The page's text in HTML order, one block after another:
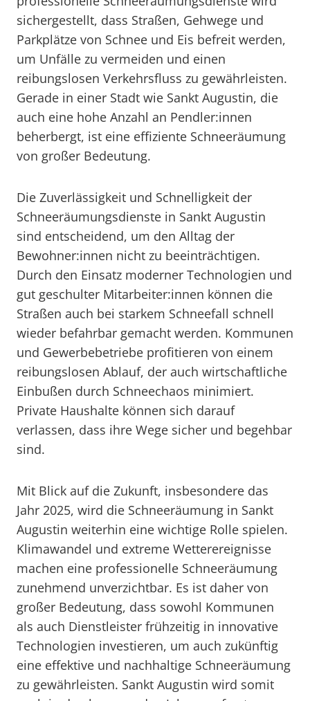
sichergestellt, dass Straßen, Gehwege und
Parkplätze von Schnee und Eis befreit werden,
um Unfälle zu vermeiden und einen
reibungslosen Verkehrsfluss zu gewährleisten.
Gerade in einer Stadt wie Sankt Augustin, die
auch eine hohe Anzahl an Pendler:innen
beherbergt, ist eine effiziente Schneeräumung
von großer Bedeutung.
Die Zuverlässigkeit und Schnelligkeit der
Schneeräumungsdienste in Sankt Augustin
sind entscheidend, um den Alltag der
Bewohner:innen nicht zu beeinträchtigen.
Durch den Einsatz moderner Technologien und
gut geschulter Mitarbeiter:innen können die
Straßen auch bei starkem Schneefall schnell
wieder befahrbar gemacht werden. Kommunen
und Gewerbebetriebe profitieren von einem
reibungslosen Ablauf, der auch wirtschaftliche
Einbußen durch Schneechaos minimiert.
Private Haushalte können sich darauf
verlassen, dass ihre Wege sicher und begehbar
sind.
Mit Blick auf die Zukunft, insbesondere das
Jahr 2025, wird die Schneeräumung in Sankt
Augustin weiterhin eine wichtige Rolle spielen.
Klimawandel und extreme Wetterereignisse
machen eine professionelle Schneeräumung
zunehmend unverzichtbar. Es ist daher von
großer Bedeutung, dass sowohl Kommunen
als auch Dienstleister frühzeitig in innovative
Technologien investieren, um auch zukünftig
eine effektive und nachhaltige Schneeräumung
zu gewährleisten. Sankt Augustin wird somit